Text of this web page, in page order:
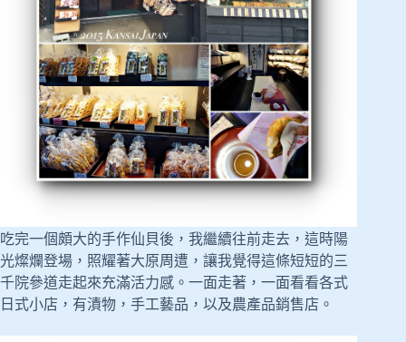
吃完一個頗大的手作仙貝後，我繼續往前走去，這時陽
光燦爛登場，照耀著大原周遭，讓我覺得這條短短的三
千院參道走起來充滿活力感。一面走著，一面看看各式
日式小店，有漬物，手工藝品，以及農產品銷售店。